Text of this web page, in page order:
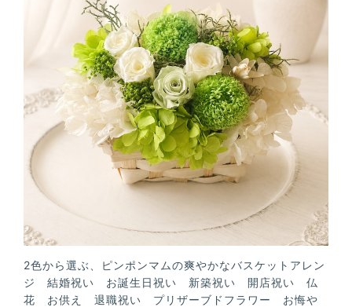
2色から選ぶ、ピンポンマムの爽やかなバスケットアレン
ジ 結婚祝い お誕生日祝い 新築祝い 開店祝い 仏
花 お供え 退職祝い プリザーブドフラワー お悔や